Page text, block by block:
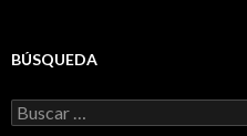
BÚSQUEDA
Buscar: